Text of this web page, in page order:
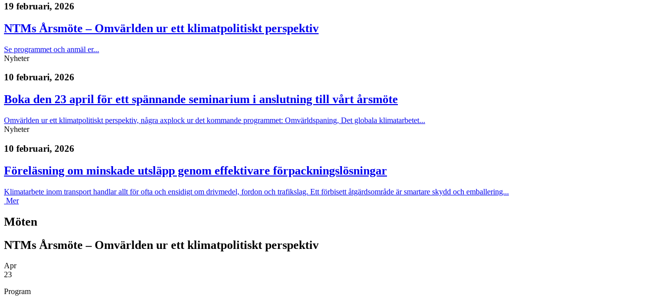
19 februari, 2026
NTMs Årsmöte – Omvärlden ur ett klimatpolitiskt perspektiv
Se programmet och anmäl er...
Nyheter
10 februari, 2026
Boka den 23 april för ett spännande seminarium i anslutning till vårt årsmöte
Omvärlden ur ett klimatpolitiskt perspektiv, några axplock ur det kommande programmet: Omvärldspaning, Det globala klimatarbetet...
Nyheter
10 februari, 2026
Föreläsning om minskade utsläpp genom effektivare förpackningslösningar
Klimatarbete inom transport handlar allt för ofta och ensidigt om drivmedel, fordon och trafikslag. Ett förbisett åtgärdsområde är smartare skydd och emballering...
Mer
Möten
NTMs Årsmöte – Omvärlden ur ett klimatpolitiskt perspektiv
Apr
23
Program